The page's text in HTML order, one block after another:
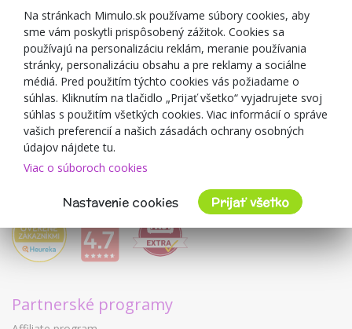
Zľavové kupóny
Blog
O predajcovi
Mimulo.sk
Obchodné podmienky
Ochrana osobných údajov GDPR
Kontakty
Spolupracujeme
Partnerské programy
Na stránkach Mimulo.sk používame súbory cookies, aby
sme vám poskytli prispôsobený zážitok. Cookies sa
používajú na personalizáciu reklám, meranie používania
stránky, personalizáciu obsahu a pre reklamy a sociálne
médiá. Pred použitím týchto cookies vás požiadame o
súhlas. Kliknutím na tlačidlo „Prijať všetko“ vyjadrujete svoj
súhlas s použitím všetkých cookies. Viac informácií o správe
vašich preferencií a našich zásadách ochrany osobných
údajov nájdete tu.
Viac o súboroch cookies
Nastavenie cookies Prijať všetko